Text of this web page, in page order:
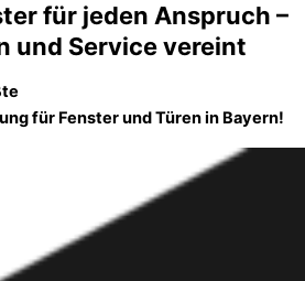
für jeden Anspruch –
und Service vereint
für FensterundTürenin Bayern!